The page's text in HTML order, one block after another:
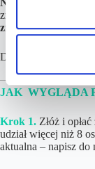
Niniejsza
zrealizować. Nie
zmieniać.
Data dodania:
JAK WYGLĄDA
Krok 1. Złóż i
udział więcej niż 8
aktualna – napisz do